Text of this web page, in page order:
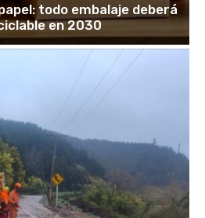
todo embalaje deberá
en 2030